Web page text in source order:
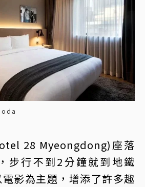
28 Myeongdong)座落
步行不到2分鐘就到地鐵
影為主題，增添了許多趣